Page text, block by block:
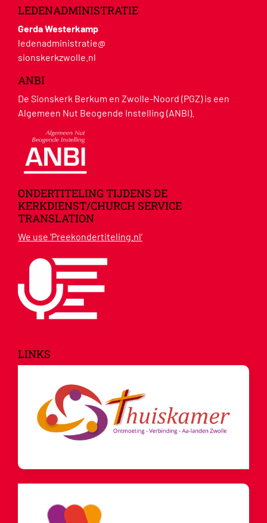
LEDENADMINISTRATIE
Gerda Westerkamp
ledenadministratie@
sionskerkzwolle.nl
ANBI
De Sionskerk Berkum en Zwolle-Noord (PGZ) is een
Algemeen Nut Beogende Instelling (ANBI).
ONDERTITELING TIJDENS DE
KERKDIENST/CHURCH SERVICE
TRANSLATION
We use ‘Preekondertiteling.nl’
LINKS